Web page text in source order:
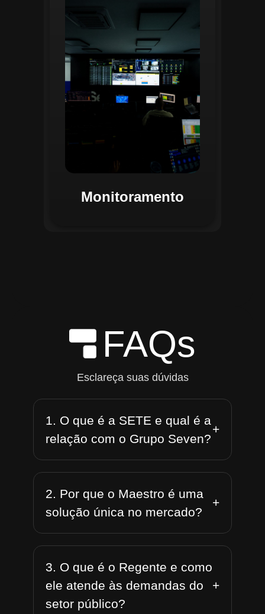
Monitoramento
planejadas. Utilizando um videowall
central e sistemas de convergência
informações operacionais,
identificando gargalos, não
conformidades e oportunidades de
melhoria.
FAQs
Esclareça suas dúvidas
1. O que é a SETE e qual é a
relação com o Grupo Seven?
+
2. Por que o Maestro é uma
solução única no mercado?
+
3. O que é o Regente e como
ele atende às demandas do
setor público?
+